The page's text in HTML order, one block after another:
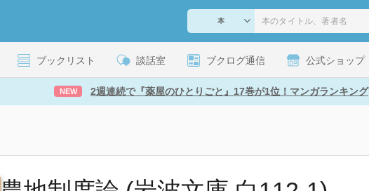
ブックリスト 談話室 ブクログ通信 公式ショップ
NEW 2週連続で『薬屋のひとりごと』17巻が1位！マンガランキング